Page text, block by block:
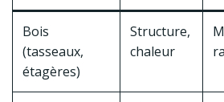
Bois
(tasseaux,
étagères)
Structure,
chaleur